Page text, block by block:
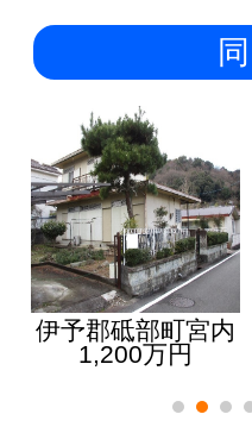
伊予郡砥部町宮内
1,200万円